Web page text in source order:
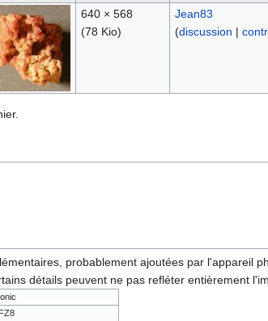
640 × 568
(78 Kio)
Jean83
(discussion |
probablement ajoutées par l'appareil
détails peuvent ne pas refléter entièrement